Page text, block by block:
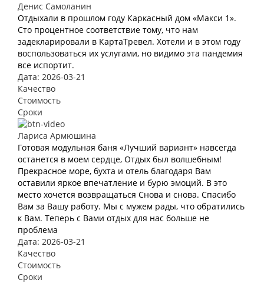
Денис Самоланин
Отдыхали в прошлом году Каркасный дом «Макси 1».
Сто процентное соответствие тому, что нам
задекларировали в КартаТревел. Хотели и в этом году
воспользоваться их услугами, но видимо эта пандемия
все испортит.
Дата: 2026-03-21
Качество
Стоимость
Сроки
Лариса Армюшина
Готовая модульная баня «Лучший вариант» навсегда
останется в моем сердце, Отдых был волшебным!
Прекрасное море, бухта и отель благодаря Вам
оставили яркое впечатление и бурю эмоций. В это
место хочется возвращаться Снова и снова. Спасибо
Вам за Вашу работу. Мы с мужем рады, что обратились
к Вам. Теперь с Вами отдых для нас больше не
проблема
Дата: 2026-03-21
Качество
Стоимость
Сроки